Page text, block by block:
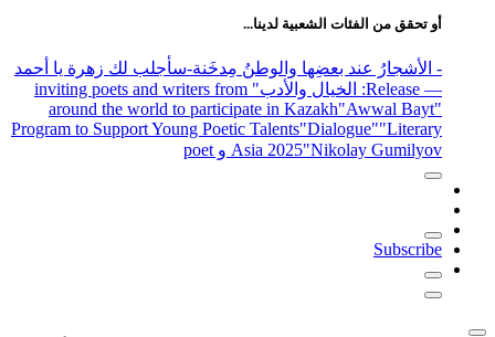
أو تحقق من الفئات الشعبية لدينا...
- الأشجارُ عند بعضِها والوطنُ مِدخَنة-سأجلب لك زهرة يا أحمد
— Release
: الخيال والأدب
" inviting poets and writers from
around the world to participate in Kazakh"Awwal Bayt"
Program to Support Young Poetic Talents"Dialogue""Literary
Asia 2025"Nikolay Gumilyov و poet
Subscribe